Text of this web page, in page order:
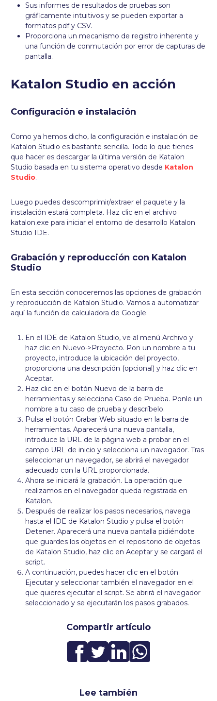
Compartir artículo
Sus informes de resultados de pruebas son
gráficamente intuitivos y se pueden exportar a
formatos pdf y CSV.
Proporciona un mecanismo de registro inherente y
una función de conmutación por error de capturas de
pantalla.
Katalon Studio en acción
Configuración e instalación
Como ya hemos dicho, la configuración e instalación de
Katalon Studio es bastante sencilla. Todo lo que tienes
que hacer es descargar la última versión de Katalon
Studio basada en tu sistema operativo desde Katalon
Studio.
Luego puedes descomprimir/extraer el paquete y la
instalación estará completa. Haz clic en el archivo
katalon.exe para iniciar el entorno de desarrollo Katalon
Studio IDE.
Grabación y reproducción con Katalon
Studio
En esta sección conoceremos las opciones de grabación
y reproducción de Katalon Studio. Vamos a automatizar
aquí la función de calculadora de Google.
En el IDE de Katalon Studio, ve al menú Archivo y
haz clic en Nuevo->Proyecto. Pon un nombre a tu
proyecto, introduce la ubicación del proyecto,
proporciona una descripción (opcional) y haz clic en
Aceptar.
Haz clic en el botón Nuevo de la barra de
herramientas y selecciona Caso de Prueba. Ponle un
nombre a tu caso de prueba y descríbelo.
Pulsa el botón Grabar Web situado en la barra de
herramientas. Aparecerá una nueva pantalla,
introduce la URL de la página web a probar en el
campo URL de inicio y selecciona un navegador. Tras
seleccionar un navegador, se abrirá el navegador
adecuado con la URL proporcionada.
Ahora se iniciará la grabación. La operación que
realizamos en el navegador queda registrada en
Katalon.
Después de realizar los pasos necesarios, navega
hasta el IDE de Katalon Studio y pulsa el botón
Detener. Aparecerá una nueva pantalla pidiéndote
que guardes los objetos en el repositorio de objetos
de Katalon Studio, haz clic en Aceptar y se cargará el
script.
A continuación, puedes hacer clic en el botón
Ejecutar y seleccionar también el navegador en el
que quieres ejecutar el script. Se abrirá el navegador
seleccionado y se ejecutarán los pasos grabados.
Lee también